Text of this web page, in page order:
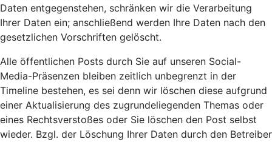
Daten entgegenstehen, schränken wir die Verarbeitung
Ihrer Daten ein; anschließend werden Ihre Daten nach den
gesetzlichen Vorschriften gelöscht.
Alle öffentlichen Posts durch Sie auf unseren Social-
Media-Präsenzen bleiben zeitlich unbegrenzt in der
Timeline bestehen, es sei denn wir löschen diese aufgrund
einer Aktualisierung des zugrundeliegenden Themas oder
eines Rechtsverstoßes oder Sie löschen den Post selbst
wieder. Bzgl. der Löschung Ihrer Daten durch den Betreiber